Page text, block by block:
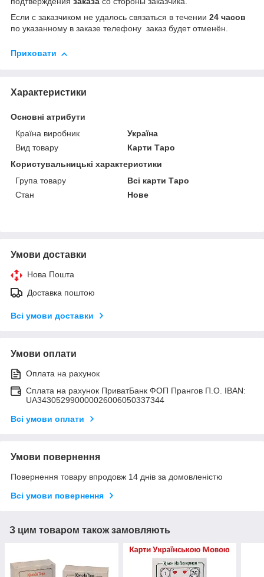
Если с заказчиком не удалось связаться в течении 24 часов
по указанному в заказе телефону заказ будет отменён.
Приховати
Характеристики
Основні атрибути
Країна виробник
Україна
Вид товару
Карти Таро
Користувальницькі характеристики
Група товару
Всі карти Таро
Стан
Нове
Умови доставки
Нова Пошта
Доставка поштою
Всі умови доставки
Умови оплати
Оплата на рахунок
Сплата на рахунок ПриватБанк ФОП Прангов П.О. IBAN:
UA343052990000026006050337344
Всі умови оплати
Умови повернення
Повернення товару впродовж 14 днів за домовленістю
Всі умови повернення
З цим товаром також замовляють